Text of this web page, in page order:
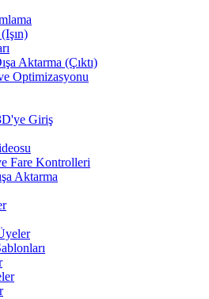
Aktarma (Çıktı)
Optimizasyonu
Giriş
Fare Kontrolleri
Aktarma